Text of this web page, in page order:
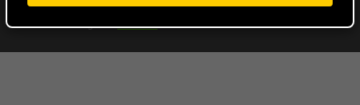
© 2024 - 2026 Ferretería Los Ángeles
Con la tecnología deWebador